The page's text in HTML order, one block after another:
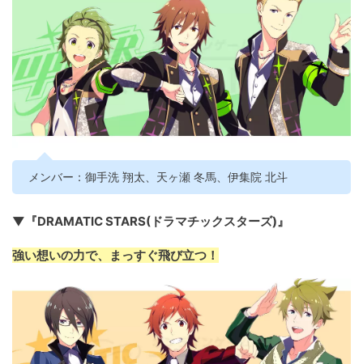
メンバー：御手洗 翔太、天ヶ瀬 冬馬、伊集院 北斗
▼『DRAMATIC STARS(ドラマチックスターズ)』
強い想いの力で、まっすぐ飛び立つ！